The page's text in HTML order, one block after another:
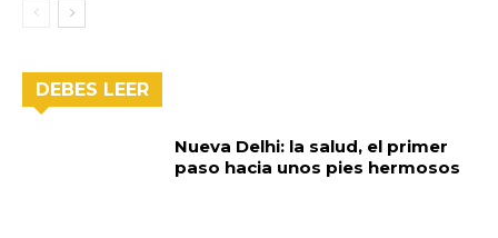
DEBES LEER
Nueva Delhi: la salud, el primer
paso hacia unos pies hermosos